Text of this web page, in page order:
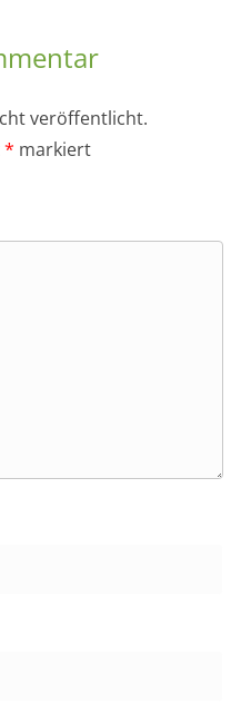
veröffentlicht.
* markiert